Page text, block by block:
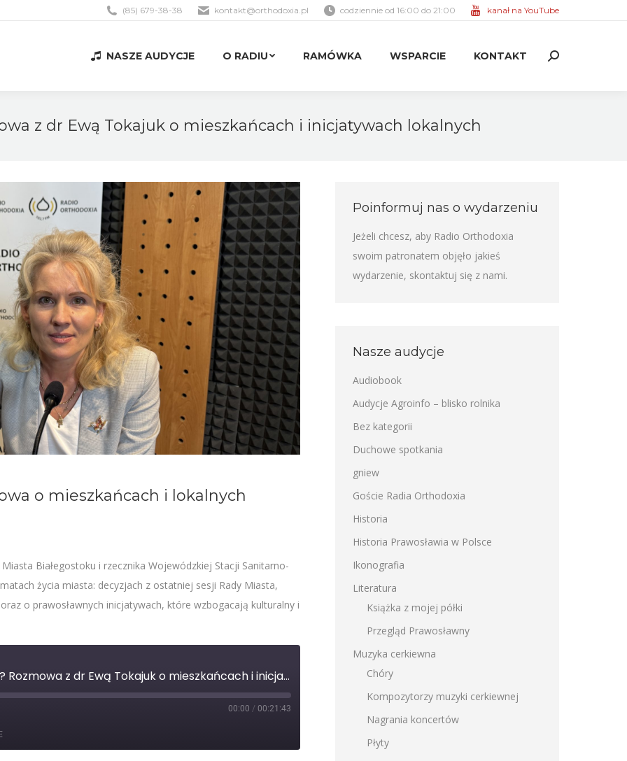
(85) 679-38-38 kontakt@orthodoxia.pl codziennie od 16:00 do 21:00 kanał na YouTube
NASZE AUDYCJE O RADIU RAMÓWKA WSPARCIE KONTAKT Search:
z dr Ewą Tokajuk o mieszkańcach i inicjatywach lokalnych
o mieszkańcach i lokalnych
Białegostoku i rzecznika Wojewódzkiej Stacji Sanitarno-
życia miasta: decyzjach z ostatniej sesji Rady Miasta,
o prawosławnych inicjatywach, które wzbogacają kulturalny i
Jak rozwija się Białystok? Rozmowa z dr Ewą Tokajuk o mieszkańcach i inicjatywach lokalnych
00:00 / 00:21:43
Poinformuj nas o wydarzeniu
Jeżeli chcesz, aby Radio Orthodoxia
swoim patronatem objęło jakieś
wydarzenie, skontaktuj się z nami.
Nasze audycje
Audiobook
Audycje Agroinfo – blisko rolnika
Bez kategorii
Duchowe spotkania
gniew
Goście Radia Orthodoxia
Historia
Historia Prawosławia w Polsce
Ikonografia
Literatura
Książka z mojej półki
Przegląd Prawosławny
Muzyka cerkiewna
Chóry
Kompozytorzy muzyki cerkiewnej
Nagrania koncertów
Płyty